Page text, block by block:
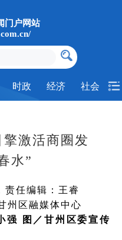
门户网站
时政 经济 社会
激活商圈发
水”
责任编辑：王睿
州区融媒体中心
强 图／甘州区委宣传